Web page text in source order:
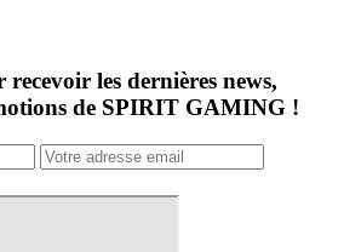
les dernières news,
de SPIRIT GAMING !